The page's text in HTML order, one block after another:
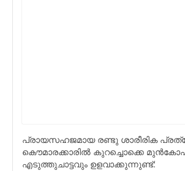
പ്രായസഹജമായ രണ്ടു ശാരീരിക
കൌമാരക്കാരില്‍ കുറച്ചൊക്കെ
എടുത്തുചാട്ടവും ഉളവാക്കുന്നുണ്ട്: